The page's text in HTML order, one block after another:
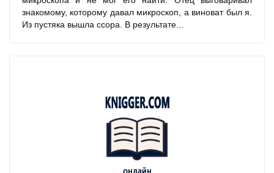
знакомому, которому давал микроскоп, а виноват был я.
Из пустяка вышла ссора. В результате...